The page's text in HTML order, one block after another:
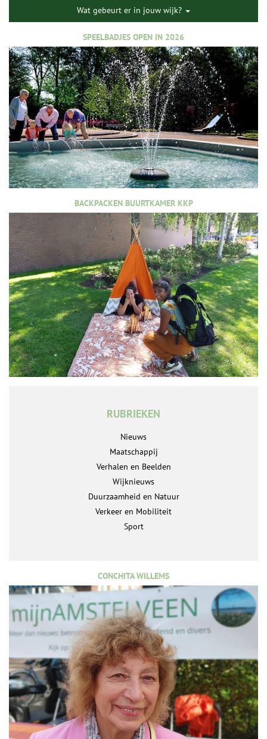
Wat gebeurt er in jouw wijk?
SPEELBADJES OPEN IN 2026
BACKPACKEN BUURTKAMER KKP
RUBRIEKEN
Nieuws
Maatschappij
Verhalen en Beelden
Wijknieuws
Duurzaamheid en Natuur
Verkeer en Mobiliteit
Sport
CONCHITA WILLEMS